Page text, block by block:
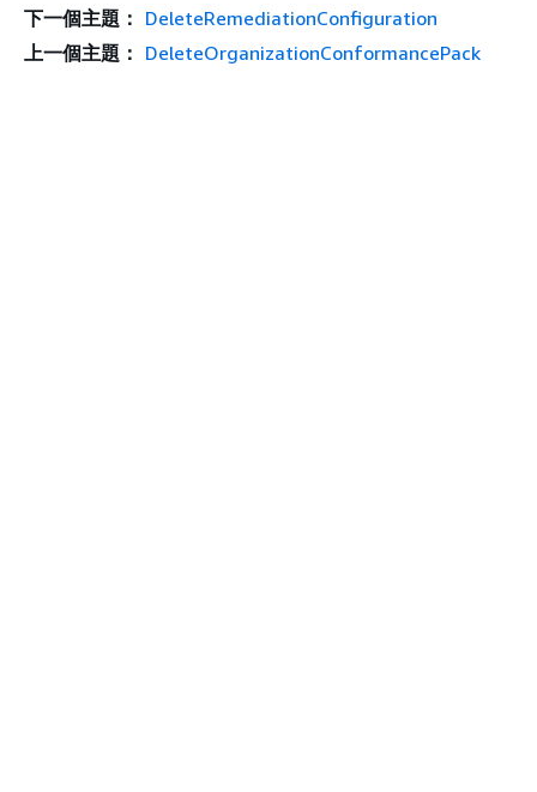
下一個主題： DeleteRemediationConfiguration
上一個主題： DeleteOrganizationConformancePack